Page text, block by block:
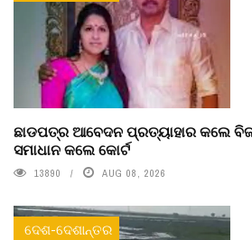
ଛାଡପତ୍ର ଆବେଦନ ପ୍ରତ୍ୟାହାର କଲେ
ସମାଧାନ କଲେ କୋର୍ଟ
13890 AUG 08, 2026
ଦେଶ-ଦେଶାନ୍ତର